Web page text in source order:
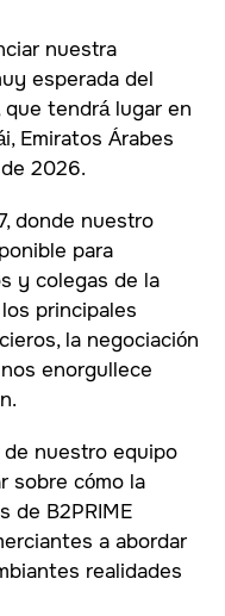
nuestra
esperada del
que tendrá lugar en
Emiratos Árabes
2026.
donde nuestro
para
y colegas de la
principales
la negociación
enorgullece
de nuestro equipo
sobre cómo la
de B2PRIME
a abordar
realidades